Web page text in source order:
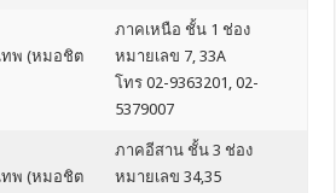
ทพ (หมอชิต
ภาคเหนือ ชั้น 1 ช่อง
หมายเลข 7, 33A
โทร 02-9363201, 02-
5379007
ทพ (หมอชิต
ภาคอีสาน ชั้น 3 ช่อง
หมายเลข 34,35